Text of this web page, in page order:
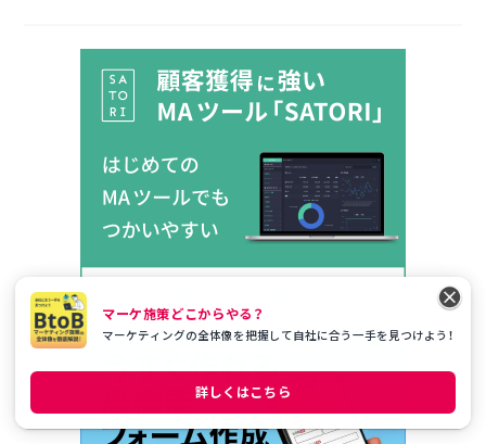
PR
マーケ施策どこからやる？
マーケティングの全体像を把握して自社に合う一手を見つけよう！
詳しくはこちら